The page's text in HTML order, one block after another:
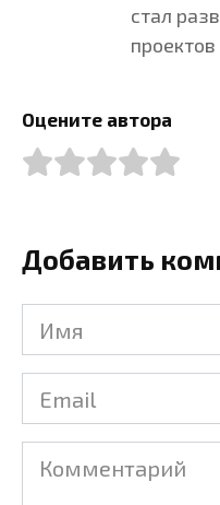
стал
Оцените автора
Добавить
Имя
Email
Комментарий